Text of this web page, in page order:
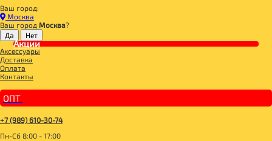
Ваш город:
Москва
Ваш город Москва?
Акции
Аксессуары
Доставка
Оплата
Контакты
ОПТ
+7 (989) 610-30-74
Пн-Сб 8:00 - 17:00
Главная
СПОРТИВНОЕ ПИТАНИЕ
ВИТАМИНЫ И МИНЕРАЛЫ
Life Balance 30serv, LIFE